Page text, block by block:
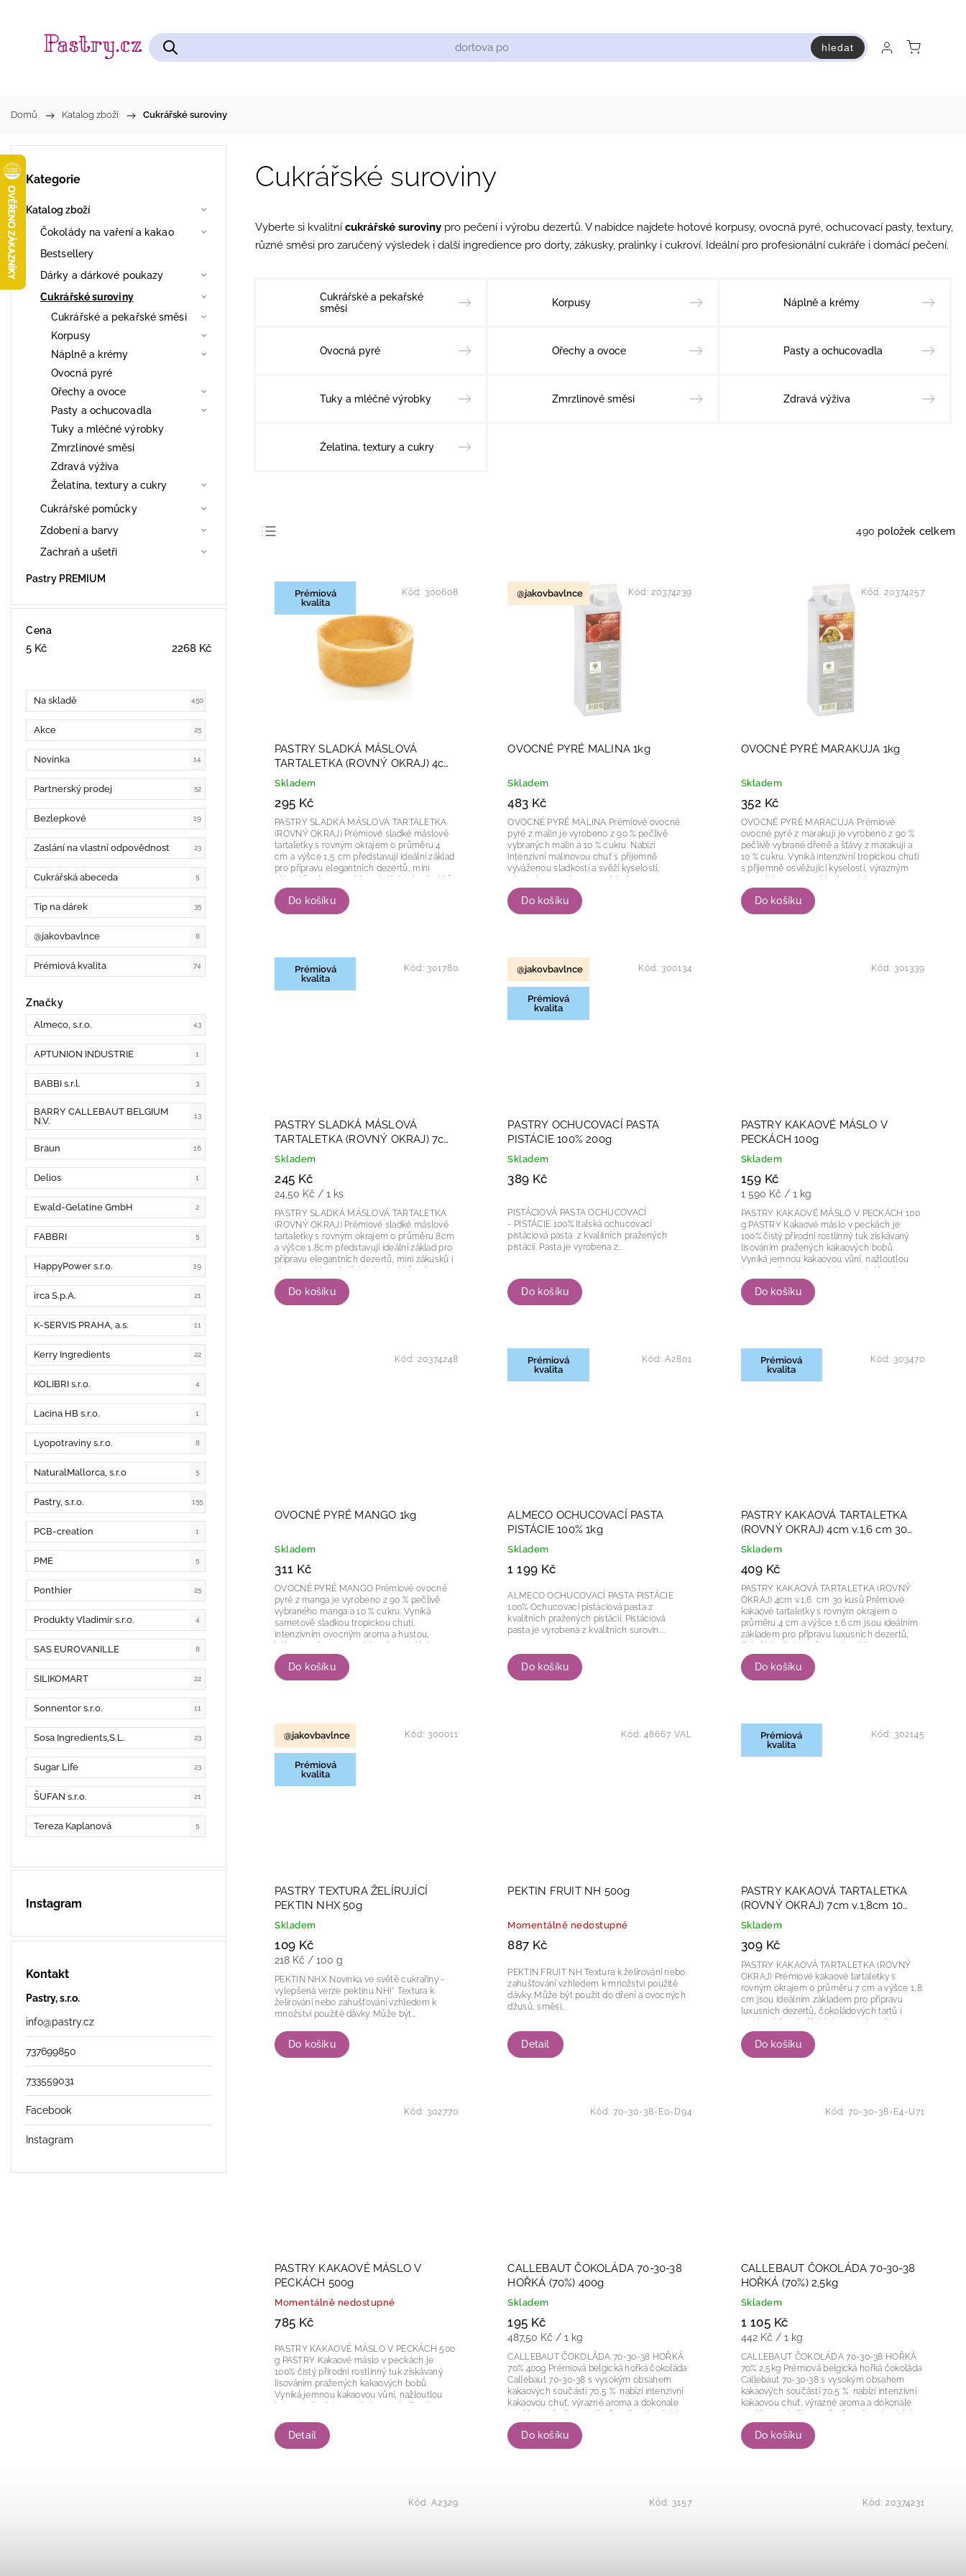
hledat
Domů / Katalog zboží / Cukrářské suroviny
Kategorie
Katalog zboží
Čokolády na vaření a kakao
Bestsellery
Dárky a dárkové poukazy
Cukrářské suroviny
Cukrářské a pekařské směsi
Korpusy
Náplně a krémy
Ovocná pyré
Ořechy a ovoce
Pasty a ochucovadla
Tuky a mléčné výrobky
Zmrzlinové směsi
Zdravá výživa
Želatina, textury a cukry
Cukrářské pomůcky
Zdobení a barvy
Zachraň a ušetři
Pastry PREMIUM
Cena
5 Kč 2268 Kč
Na skladě 450
Akce 25
Novinka 14
Partnerský prodej 52
Bezlepkové 19
Zaslání na vlastní odpovědnost 23
Cukrářská abeceda 5
Tip na dárek 35
@jakovbavlnce 8
Prémiová kvalita 74
Značky
Almeco, s.r.o. 43
APTUNION INDUSTRIE 1
BABBI s.r.l. 3
BARRY CALLEBAUT BELGIUM
N.V.
13
Braun 16
Delios 1
Ewald-Gelatine GmbH 2
FABBRI 5
HappyPower s.r.o. 19
irca S.p.A. 21
K-SERVIS PRAHA, a.s. 11
Kerry Ingredients 22
KOLIBRI s.r.o. 4
Lacina HB s.r.o. 1
Lyopotraviny s.r.o. 8
NaturalMallorca, s.r.o 5
Pastry, s.r.o. 155
PCB-creation 1
PME 5
Ponthier 25
Produkty Vladimír s.r.o. 4
SAS EUROVANILLE 8
SILIKOMART 22
Sonnentor s.r.o. 11
Sosa Ingredients,S.L. 23
Sugar Life 23
ŠUFAN s.r.o. 21
Tereza Kaplanová 5
Instagram
Kontakt
Pastry, s.r.o.
info@pastry.cz
737699850
733559031
Facebook
Instagram
Cukrářské suroviny
Vyberte si kvalitní cukrářské suroviny pro pečení i výrobu dezertů. V nabídce najdete hotové korpusy, ovocná pyré, ochucovací pasty, textury,
různé směsi pro zaručený výsledek i další ingredience pro dorty, zákusky, pralinky i cukroví. Ideální pro profesionální cukráře i domácí pečení.
Cukrářské a pekařské
směsi
Korpusy Náplně a krémy
Ovocná pyré Ořechy a ovoce Pasty a ochucovadla
Tuky a mléčné výrobky Zmrzlinové směsi Zdravá výživa
Želatina, textury a cukry
Nejdražší
Abecedně
490 položek celkem
Prémiová
kvalita
PASTRY SLADKÁ MÁSLOVÁ
TARTALETKA (ROVNÝ OKRAJ) 4cm
v.1,5cm 30 kusů
Skladem
295 Kč
Do košíku
PASTRY SLADKÁ MÁSLOVÁ TARTALETKA
(ROVNÝ OKRAJ) Prémiové sladké máslové
tartaletky s rovným okrajem o průměru 4
cm a výšce 1,5 cm představují ideální základ
pro přípravu elegantních dezertů, mini
Díky...
Kód: 300608 @jakovbavlnce
OVOCNÉ PYRÉ MALINA 1kg
Skladem
483 Kč
Do košíku
OVOCNÉ PYRÉ MALINA Prémiové ovocné
pyré z malin je vyrobeno z 90 % pečlivě
vybraných malin a 10 % cukru. Nabízí
intenzivní malinovou chuť s příjemně
vyváženou sladkostí a svěží kyselostí,
sametovou konzistenci,...
Kód: 20374239
OVOCNÉ PYRÉ MARAKUJA 1kg
Skladem
352 Kč
Do košíku
OVOCNÉ PYRÉ MARACUJA Prémiové
ovocné pyré z marakuji je vyrobeno z 90 %
pečlivě vybrané dřeně a šťávy z marakuji a
10 % cukru. Vyniká intenzivní tropickou chutí
s příjemně osvěžující kyselostí, výrazným
tekutější...
Kód: 20374257
Prémiová
kvalita
PASTRY SLADKÁ MÁSLOVÁ
TARTALETKA (ROVNÝ OKRAJ) 7cm
v.1,8cm 10 kusů
Skladem
245 Kč
24,50 Kč / 1 ks
Do košíku
PASTRY SLADKÁ MÁSLOVÁ TARTALETKA
(ROVNÝ OKRAJ) Prémiové sladké máslové
tartaletky s rovným okrajem o průměru 8cm
a výšce 1,8cm představují ideální základ pro
přípravu elegantních dezertů, mini zákusků i
slavnostních cukrářských výrobků. Díky...
Kód: 301780 @jakovbavlnce
Prémiová
kvalita
PASTRY OCHUCOVACÍ PASTA
PISTÁCIE 100% 200g
Skladem
389 Kč
Do košíku
PISTÁCIOVÁ PASTA OCHUCOVACÍ
- PISTÁCIE 100% Italská ochucovací
pistáciová pasta z kvalitních pražených
pistácií. Pasta je vyrobena z...
Kód: 300134
PASTRY KAKAOVÉ MÁSLO V
PECKÁCH 100g
Skladem
159 Kč
1 590 Kč / 1 kg
Do košíku
PASTRY KAKAOVÉ MÁSLO V PECKÁCH 100
g PASTRY Kakaové máslo v peckách je
100% čistý přírodní rostlinný tuk získávaný
lisováním pražených kakaových bobů.
Vyniká jemnou kakaovou vůní, nažloutlou
barvou a širokým využitím v cukrářství,
čokoládové...
Kód: 301339
OVOCNÉ PYRÉ MANGO 1kg
Skladem
311 Kč
Do košíku
OVOCNÉ PYRÉ MANGO Prémiové ovocné
pyré z manga je vyrobeno z 90 % pečlivě
vybraného manga a 10 % cukru. Vyniká
sametově sladkou tropickou chutí,
intenzivním ovocným aroma a hustou,
přípravu krémů,...
Kód: 20374248
Prémiová
kvalita
ALMECO OCHUCOVACÍ PASTA
PISTÁCIE 100% 1kg
Skladem
1 199 Kč
Do košíku
ALMECO OCHUCOVACÍ PASTA PISTÁCIE
100% Ochucovací pistáciová pasta z
kvalitních pražených pistácií. Pistáciová
pasta je vyrobena z kvalitních surovin....
Kód: A2801
Prémiová
kvalita
PASTRY KAKAOVÁ TARTALETKA
(ROVNÝ OKRAJ) 4cm v.1,6 cm 30
kusů
Skladem
409 Kč
Do košíku
PASTRY KAKAOVÁ TARTALETKA (ROVNÝ
OKRAJ) 4cm v.1,6 cm 30 kusů Prémiové
kakaové tartaletky s rovným okrajem o
průměru 4 cm a výšce 1,6 cm jsou ideálním
základem pro přípravu luxusních dezertů,
cukrářských...
Kód: 303470
@jakovbavlnce
Prémiová
kvalita
PASTRY TEXTURA ŽELÍRUJÍCÍ
PEKTIN NHX 50g
Skladem
109 Kč
218 Kč / 100 g
Do košíku
PEKTIN NHX Novinka ve světě cukrařiny -
vylepšená verze pektinu NH!* Textura k
želírování nebo zahušťování vzhledem k
množství použité dávky. Může být...
Kód: 300011
PEKTIN FRUIT NH 500g
Momentálně nedostupné
887 Kč
Detail
PEKTIN FRUIT NH Textura k želírování nebo
zahušťování vzhledem k množství použité
dávky. Může být použit do dření a ovocných
džusů, směsi...
Kód: 48667 VAL
Prémiová
kvalita
PASTRY KAKAOVÁ TARTALETKA
(ROVNÝ OKRAJ) 7cm v.1,8cm 10
kusů
Skladem
309 Kč
Do košíku
PASTRY KAKAOVÁ TARTALETKA (ROVNÝ
OKRAJ) Prémiové kakaové tartaletky s
rovným okrajem o průměru 7 cm a výšce 1,8
cm jsou ideálním základem pro přípravu
luxusních dezertů, čokoládových tartů i
vysokému podílu...
Kód: 302145
PASTRY KAKAOVÉ MÁSLO V
PECKÁCH 500g
Momentálně nedostupné
785 Kč
Detail
PASTRY KAKAOVÉ MÁSLO V PECKÁCH 500
g PASTRY Kakaové máslo v peckách je
100% čistý přírodní rostlinný tuk získávaný
lisováním pražených kakaových bobů.
Vyniká jemnou kakaovou vůní, nažloutlou
Kód: 302770
CALLEBAUT ČOKOLÁDA 70-30-38
HOŘKÁ (70%) 400g
Skladem
195 Kč
487,50 Kč / 1 kg
Do košíku
CALLEBAUT ČOKOLÁDA 70-30-38 HOŘKÁ
70% 400g Prémiová belgická hořká čokoláda
Callebaut 70-30-38 s vysokým obsahem
kakaových součástí 70,5 % nabízí intenzivní
kakaovou chuť, výrazné aroma a dokonale
vyváženou hořkost. Díky formě praktických...
Kód: 70-30-38-E0-D94
CALLEBAUT ČOKOLÁDA 70-30-38
HOŘKÁ (70%) 2,5kg
Skladem
1 105 Kč
442 Kč / 1 kg
Do košíku
CALLEBAUT ČOKOLÁDA 70-30-38 HOŘKÁ
70% 2,5kg Prémiová belgická hořká čokoláda
Callebaut 70-30-38 s vysokým obsahem
kakaových součástí 70,5 % nabízí intenzivní
kakaovou chuť, výrazné aroma a dokonale
vyváženou hořkost. Díky formě praktických...
Kód: 70-30-38-E4-U71
Kód:A2329 Kód: 3157 Kód: 20374231